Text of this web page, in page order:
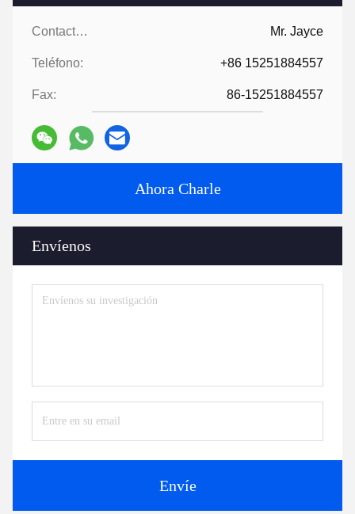
Contactos: Mr. Jayce
Teléfono: +86 15251884557
Fax: 86-15251884557
Ahora Charle
Envíenos
Envíe